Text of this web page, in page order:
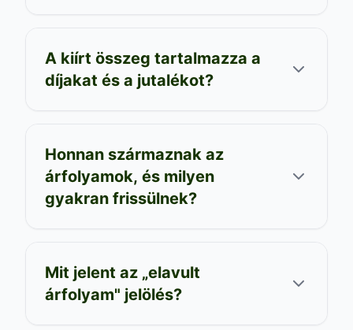
A kiírt összeg tartalmazza a
díjakat és a jutalékot?
Honnan származnak az
árfolyamok, és milyen
gyakran frissülnek?
Mit jelent az „elavult
árfolyam" jelölés?